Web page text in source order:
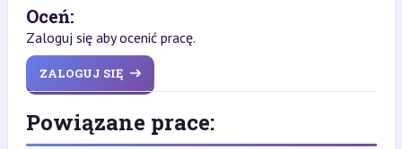
Oceń:
Zaloguj się aby ocenić pracę.
ZALOGUJ SIĘ
Powiązane prace: